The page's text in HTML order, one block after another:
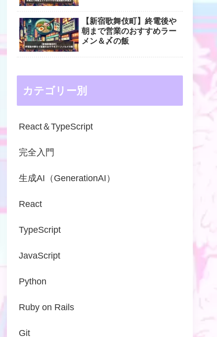
【新宿歌舞伎町】終電後や
朝まで営業のおすすめラー
メン＆〆の飯
カテゴリー別
React＆TypeScript
完全入門
生成AI（GenerationAI）
React
TypeScript
JavaScript
Python
Ruby on Rails
Git